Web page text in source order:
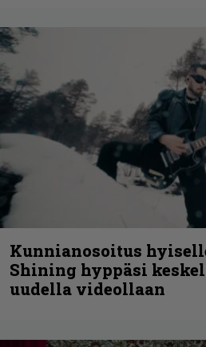
Kunnianosoitus
Shining hyppäsi
uudella videollaan